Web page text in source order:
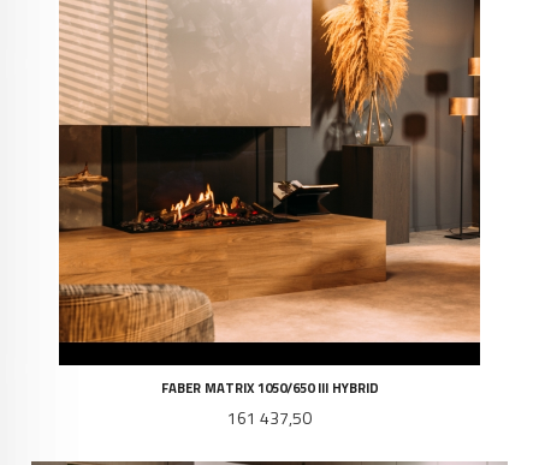
FABER MATRIX 1050/650 III HYBRID
Pris
161 437,50